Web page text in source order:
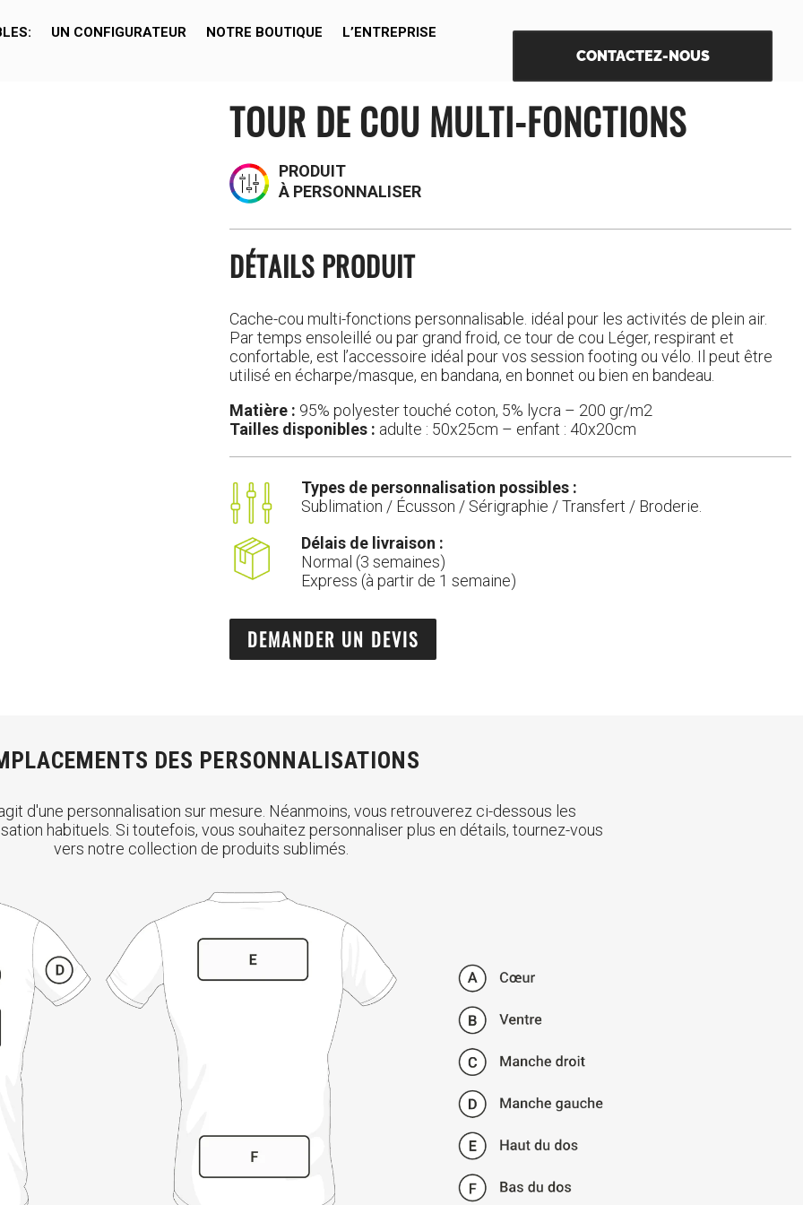
UN CONFIGURATEUR NOTRE BOUTIQUE L’ENTREPRISE
CONTACTEZ-NOUS
TOUR DE COU MULTI-FONCTIONS
PRODUIT
À PERSONNALISER
DÉTAILS PRODUIT
Cache-cou multi-fonctions personnalisable. idéal pour les activités de plein air.
Par temps ensoleillé ou par grand froid, ce tour de cou Léger, respirant et
confortable, est l’accessoire idéal pour vos session footing ou vélo. Il peut être
utilisé en écharpe/masque, en bandana, en bonnet ou bien en bandeau.
Matière : 95% polyester touché coton, 5% lycra – 200 gr/m2
Tailles disponibles : adulte : 50x25cm – enfant : 40x20cm
Types de personnalisation possibles :
Sublimation / Écusson / Sérigraphie / Transfert / Broderie.
Délais de livraison :
Normal (3 semaines)
Express (à partir de 1 semaine)
DEMANDER UN DEVIS
DES PERSONNALISATIONS
d'une personnalisation sur mesure. Néanmoins, vous retrouverez ci-dessous les
habituels. Si toutefois, vous souhaitez personnaliser plus en détails, tournez-vous
vers notre collection de produits sublimés.